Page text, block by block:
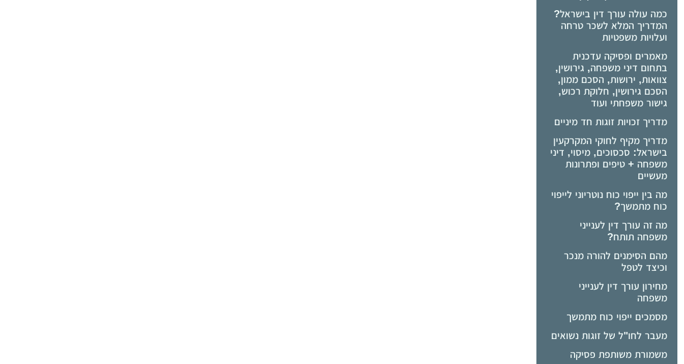
כמה עולה עורך דין בישראל?
המדריך המלא לשכר טרחה
ועלויות משפטיות
מאמרים ופסיקה עדכנית
בתחום דיני משפחה, גירושין,
צוואות, ירושות, הסכם ממון,
הסכם גירושין, חלוקת רכוש,
גישור משפחתי ועוד
מדריך זכויות זוגות חד מיניים
מדריך מקיף לחוקי המקרקעין
בישראל: סכסוכים, מיסוי, דיני
משפחה + טיפים ופתרונות
מעשיים
מה בין ייפוי כוח נוטריוני לייפוי
כוח מתמשך?
מה זה עורך דין לענייני
משפחה תותח?
מהם הסימנים להורה מנכר
וכיצד לטפל
מחירון עורך דין לענייני
משפחה
מסמכים ייפוי כוח מתמשך
מעבר לחו"ל של זוגות נשואים
משמורת משותפת פסיקה